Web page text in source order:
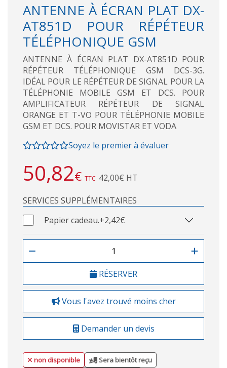
ANTENNE À ÉCRAN PLAT DX-
AT851D POUR RÉPÉTEUR
TÉLÉPHONIQUE GSM
ANTENNE À ÉCRAN PLAT DX-AT851D POUR
RÉPÉTEUR TÉLÉPHONIQUE GSM DCS-3G.
IDÉAL POUR LE RÉPÉTEUR DE SIGNAL POUR LA
TÉLÉPHONIE MOBILE GSM ET DCS. POUR
AMPLIFICATEUR RÉPÉTEUR DE SIGNAL
ORANGE ET T-VO POUR TÉLÉPHONIE MOBILE
GSM ET DCS. POUR MOVISTAR ET VODA
Soyez le premier à évaluer
50,82€ TTC 42,00€ HT
SERVICES SUPPLÉMENTAIRES
Papier cadeau.+2,42€
RÉSERVER
Vous l'avez trouvé moins cher
Demander un devis
non disponible
Sera bientôt reçu